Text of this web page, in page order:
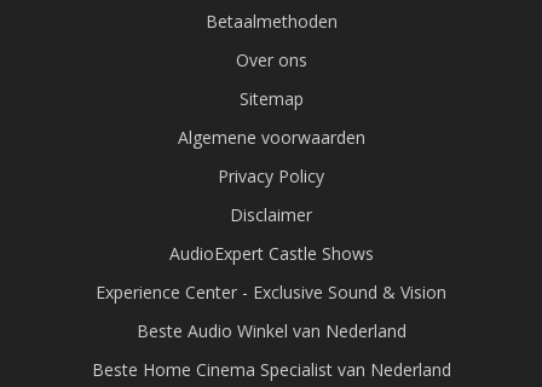
Betaalmethoden
Over ons
Sitemap
Algemene voorwaarden
Privacy Policy
Disclaimer
AudioExpert Castle Shows
Experience Center - Exclusive Sound & Vision
Beste Audio Winkel van Nederland
Beste Home Cinema Specialist van Nederland